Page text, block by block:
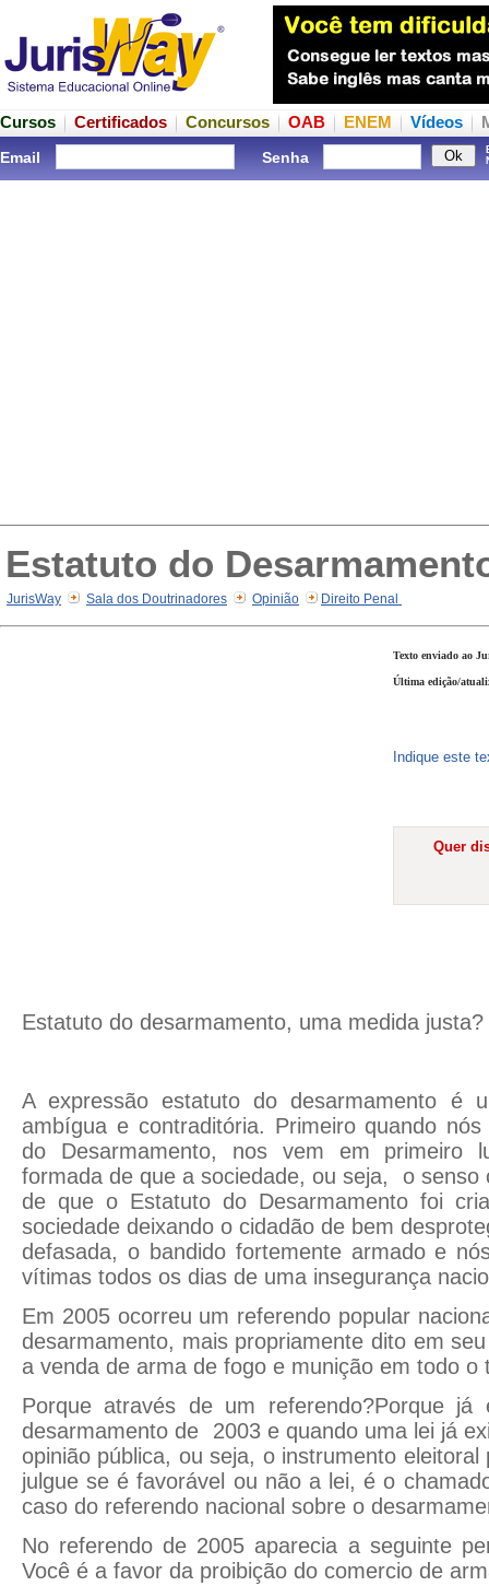
Cursos Certificados Concursos OAB ENEM Vídeos
Email Senha
Estatuto do
JurisWay Sala dos Doutrinadores Opinião Direito Penal
Texto enviado ao
Última edição/
Indique este
Quer
Estatuto do desarmamento, uma medida justa?
A expressão estatuto do desarmamento é
ambígua e contraditória. Primeiro quando
do Desarmamento, nos vem em primeiro
formada de que a sociedade, ou seja, o senso
de que o Estatuto do Desarmamento foi
sociedade deixando o cidadão de bem
defasada, o bandido fortemente armado e
vítimas todos os dias de uma insegurança
Em 2005 ocorreu um referendo popular
desarmamento, mais propriamente dito em
a venda de arma de fogo e munição em todo
Porque através de um referendo?Porque
desarmamento de 2003 e quando uma lei já
opinião pública, ou seja, o instrumento
julgue se é favorável ou não a lei, é o
caso do referendo nacional sobre o
No referendo de 2005 aparecia a seguinte
Você é a favor da proibição do comercio de